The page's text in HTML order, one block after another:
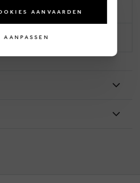
€50 (2-4 werkdagen)
Worldline
AANVAARDEN
AANPASSEN